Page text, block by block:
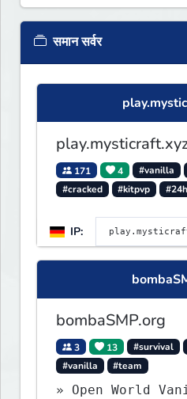
समान सर्वर
171 4 #vanilla
#cracked
#kitpvp
IP:
bombaSMP.org
3 13 #survival
#vanilla
#team
» Open World